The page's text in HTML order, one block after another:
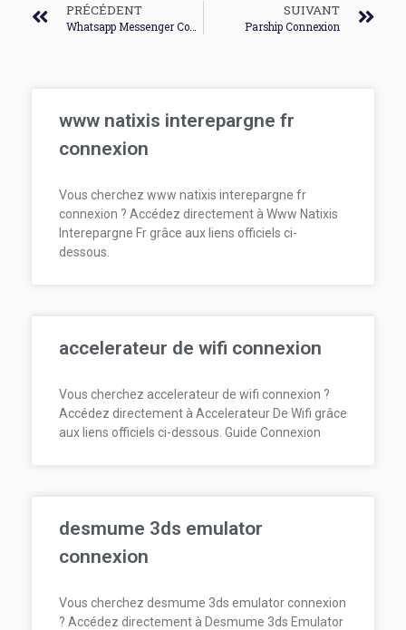
PRÉCÉDENT SUIVANT
Parship Connexion
www natixis interepargne fr
connexion
Vous cherchez www natixis interepargne fr
connexion ? Accédez directement à Www Natixis
Interepargne Fr grâce aux liens officiels ci-
dessous.
accelerateur de wifi connexion
Vous cherchez accelerateur de wifi connexion ?
Accédez directement à Accelerateur De Wifi grâce
aux liens officiels ci-dessous. Guide Connexion
desmume 3ds emulator
connexion
Vous cherchez desmume 3ds emulator connexion
? Accédez directement à Desmume 3ds Emulator